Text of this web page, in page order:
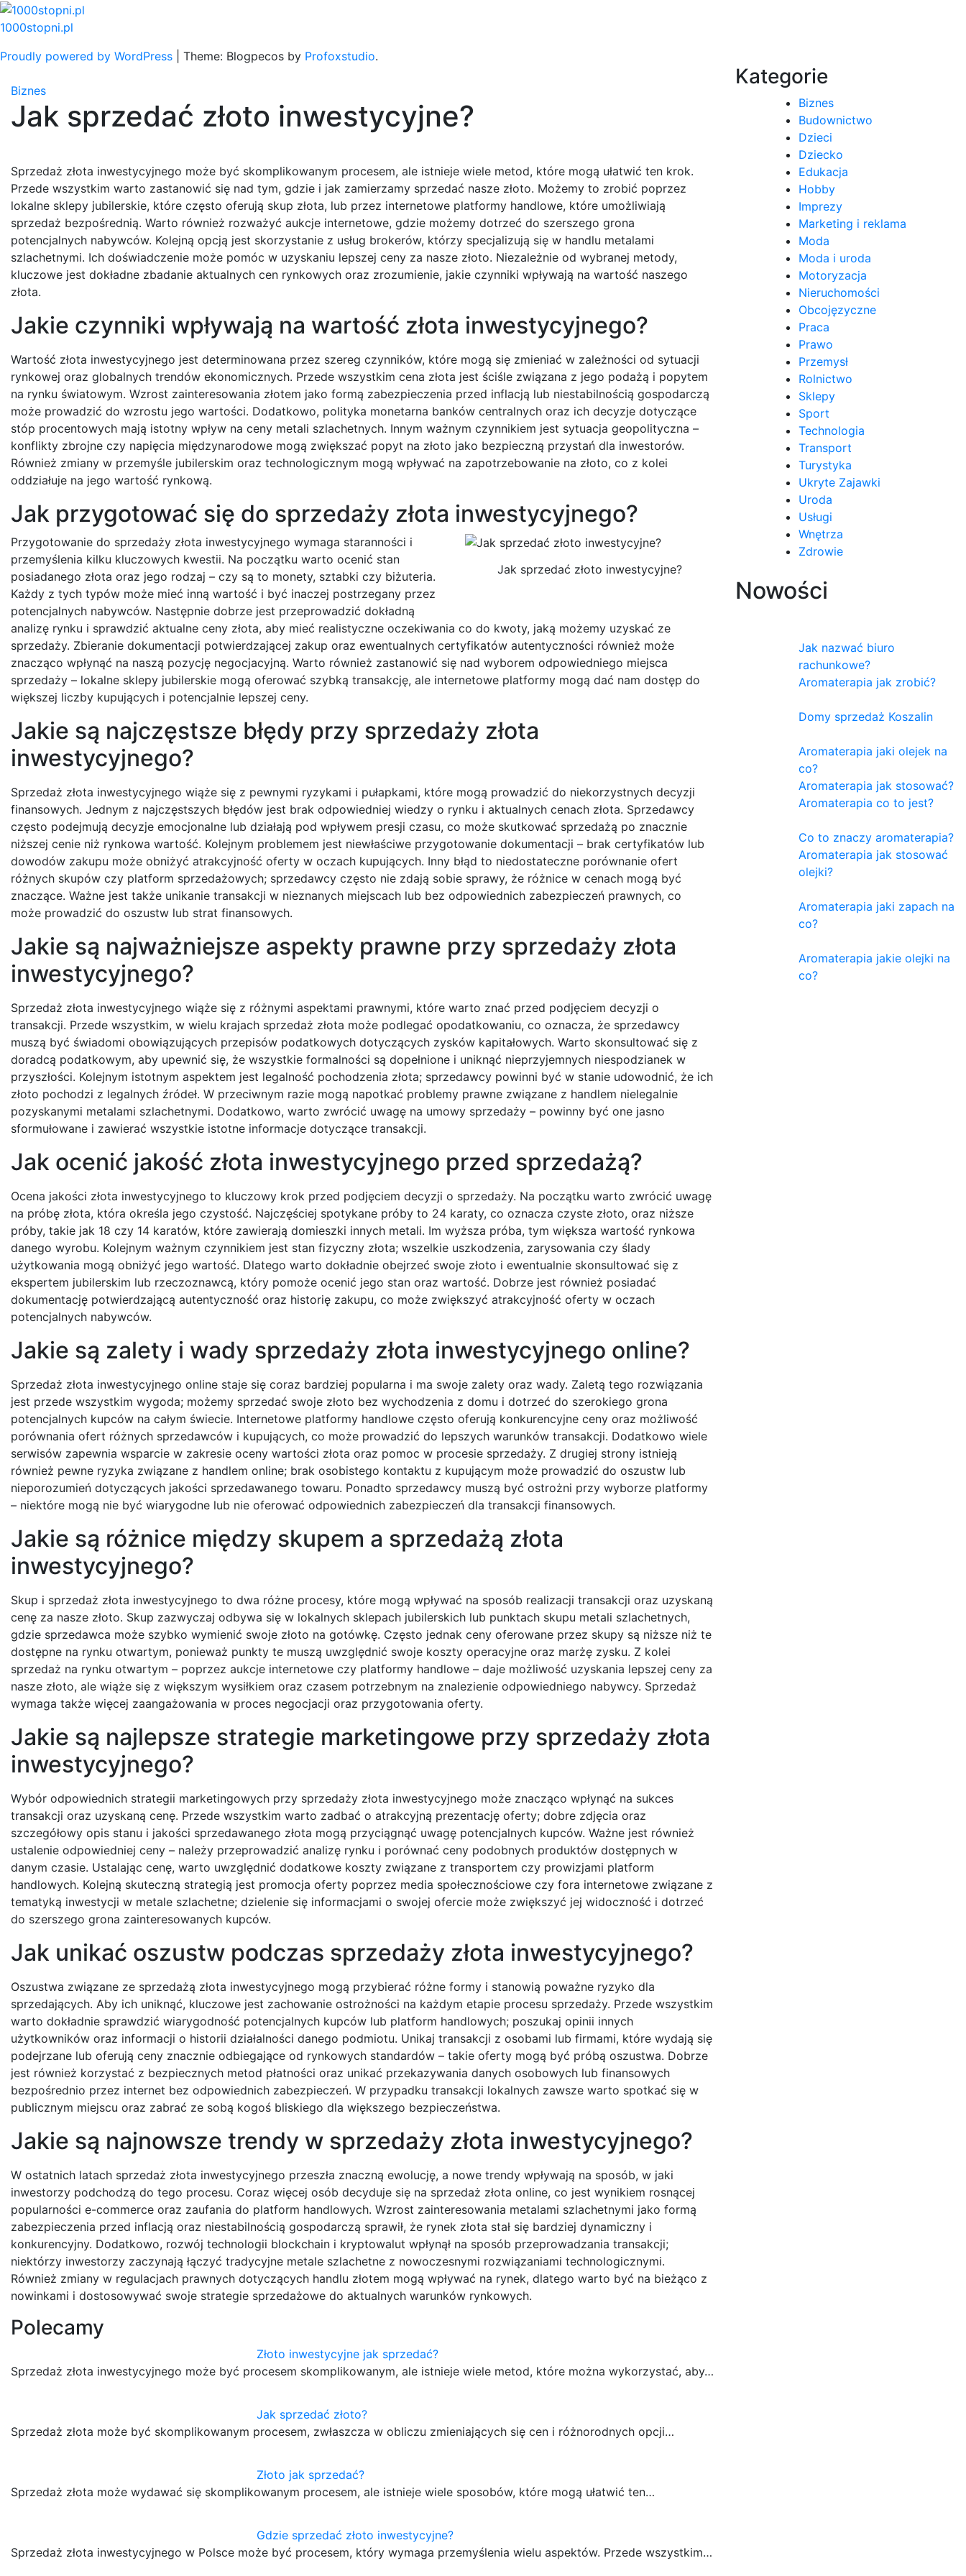
Skip
to
1000stopni.pl
Proudly powered by WordPress
Theme: Blogpecos by Profoxstudio.
Biznes
Jak sprzedać złoto inwestycyjne?
Sprzedaż złota inwestycyjnego może być skomplikowanym procesem, ale istnieje wiele metod, które mogą ułatwić ten krok.
Przede wszystkim warto zastanowić się nad tym, gdzie i jak zamierzamy sprzedać nasze złoto. Możemy to zrobić poprzez
lokalne sklepy jubilerskie, które często oferują skup złota, lub przez internetowe platformy handlowe, które umożliwiają
sprzedaż bezpośrednią. Warto również rozważyć aukcje internetowe, gdzie możemy dotrzeć do szerszego grona
potencjalnych nabywców. Kolejną opcją jest skorzystanie z usług brokerów, którzy specjalizują się w handlu metalami
szlachetnymi. Ich doświadczenie może pomóc w uzyskaniu lepszej ceny za nasze złoto. Niezależnie od wybranej metody,
kluczowe jest dokładne zbadanie aktualnych cen rynkowych oraz zrozumienie, jakie czynniki wpływają na wartość naszego
złota.
Jakie czynniki wpływają na wartość złota inwestycyjnego?
Wartość złota inwestycyjnego jest determinowana przez szereg czynników, które mogą się zmieniać w zależności od sytuacji
rynkowej oraz globalnych trendów ekonomicznych. Przede wszystkim cena złota jest ściśle związana z jego podażą i popytem
na rynku światowym. Wzrost zainteresowania złotem jako formą zabezpieczenia przed inflacją lub niestabilnością gospodarczą
może prowadzić do wzrostu jego wartości. Dodatkowo, polityka monetarna banków centralnych oraz ich decyzje dotyczące
stóp procentowych mają istotny wpływ na ceny metali szlachetnych. Innym ważnym czynnikiem jest sytuacja geopolityczna –
konflikty zbrojne czy napięcia międzynarodowe mogą zwiększać popyt na złoto jako bezpieczną przystań dla inwestorów.
Również zmiany w przemyśle jubilerskim oraz technologicznym mogą wpływać na zapotrzebowanie na złoto, co z kolei
oddziałuje na jego wartość rynkową.
Jak przygotować się do sprzedaży złota inwestycyjnego?
Jak sprzedać złoto inwestycyjne?
Przygotowanie do sprzedaży złota inwestycyjnego wymaga staranności i
przemyślenia kilku kluczowych kwestii. Na początku warto ocenić stan
posiadanego złota oraz jego rodzaj – czy są to monety, sztabki czy biżuteria.
Każdy z tych typów może mieć inną wartość i być inaczej postrzegany przez
potencjalnych nabywców. Następnie dobrze jest przeprowadzić dokładną
analizę rynku i sprawdzić aktualne ceny złota, aby mieć realistyczne oczekiwania co do kwoty, jaką możemy uzyskać ze
sprzedaży. Zbieranie dokumentacji potwierdzającej zakup oraz ewentualnych certyfikatów autentyczności również może
znacząco wpłynąć na naszą pozycję negocjacyjną. Warto również zastanowić się nad wyborem odpowiedniego miejsca
sprzedaży – lokalne sklepy jubilerskie mogą oferować szybką transakcję, ale internetowe platformy mogą dać nam dostęp do
większej liczby kupujących i potencjalnie lepszej ceny.
Jakie są najczęstsze błędy przy sprzedaży złota
inwestycyjnego?
Sprzedaż złota inwestycyjnego wiąże się z pewnymi ryzykami i pułapkami, które mogą prowadzić do niekorzystnych decyzji
finansowych. Jednym z najczęstszych błędów jest brak odpowiedniej wiedzy o rynku i aktualnych cenach złota. Sprzedawcy
często podejmują decyzje emocjonalne lub działają pod wpływem presji czasu, co może skutkować sprzedażą po znacznie
niższej cenie niż rynkowa wartość. Kolejnym problemem jest niewłaściwe przygotowanie dokumentacji – brak certyfikatów lub
dowodów zakupu może obniżyć atrakcyjność oferty w oczach kupujących. Inny błąd to niedostateczne porównanie ofert
różnych skupów czy platform sprzedażowych; sprzedawcy często nie zdają sobie sprawy, że różnice w cenach mogą być
znaczące. Ważne jest także unikanie transakcji w nieznanych miejscach lub bez odpowiednich zabezpieczeń prawnych, co
może prowadzić do oszustw lub strat finansowych.
Jakie są najważniejsze aspekty prawne przy sprzedaży złota
inwestycyjnego?
Sprzedaż złota inwestycyjnego wiąże się z różnymi aspektami prawnymi, które warto znać przed podjęciem decyzji o
transakcji. Przede wszystkim, w wielu krajach sprzedaż złota może podlegać opodatkowaniu, co oznacza, że sprzedawcy
muszą być świadomi obowiązujących przepisów podatkowych dotyczących zysków kapitałowych. Warto skonsultować się z
doradcą podatkowym, aby upewnić się, że wszystkie formalności są dopełnione i uniknąć nieprzyjemnych niespodzianek w
przyszłości. Kolejnym istotnym aspektem jest legalność pochodzenia złota; sprzedawcy powinni być w stanie udowodnić, że ich
złoto pochodzi z legalnych źródeł. W przeciwnym razie mogą napotkać problemy prawne związane z handlem nielegalnie
pozyskanymi metalami szlachetnymi. Dodatkowo, warto zwrócić uwagę na umowy sprzedaży – powinny być one jasno
sformułowane i zawierać wszystkie istotne informacje dotyczące transakcji.
Jak ocenić jakość złota inwestycyjnego przed sprzedażą?
Ocena jakości złota inwestycyjnego to kluczowy krok przed podjęciem decyzji o sprzedaży. Na początku warto zwrócić uwagę
na próbę złota, która określa jego czystość. Najczęściej spotykane próby to 24 karaty, co oznacza czyste złoto, oraz niższe
próby, takie jak 18 czy 14 karatów, które zawierają domieszki innych metali. Im wyższa próba, tym większa wartość rynkowa
danego wyrobu. Kolejnym ważnym czynnikiem jest stan fizyczny złota; wszelkie uszkodzenia, zarysowania czy ślady
użytkowania mogą obniżyć jego wartość. Dlatego warto dokładnie obejrzeć swoje złoto i ewentualnie skonsultować się z
ekspertem jubilerskim lub rzeczoznawcą, który pomoże ocenić jego stan oraz wartość. Dobrze jest również posiadać
dokumentację potwierdzającą autentyczność oraz historię zakupu, co może zwiększyć atrakcyjność oferty w oczach
potencjalnych nabywców.
Jakie są zalety i wady sprzedaży złota inwestycyjnego online?
Sprzedaż złota inwestycyjnego online staje się coraz bardziej popularna i ma swoje zalety oraz wady. Zaletą tego rozwiązania
jest przede wszystkim wygoda; możemy sprzedać swoje złoto bez wychodzenia z domu i dotrzeć do szerokiego grona
potencjalnych kupców na całym świecie. Internetowe platformy handlowe często oferują konkurencyjne ceny oraz możliwość
porównania ofert różnych sprzedawców i kupujących, co może prowadzić do lepszych warunków transakcji. Dodatkowo wiele
serwisów zapewnia wsparcie w zakresie oceny wartości złota oraz pomoc w procesie sprzedaży. Z drugiej strony istnieją
również pewne ryzyka związane z handlem online; brak osobistego kontaktu z kupującym może prowadzić do oszustw lub
nieporozumień dotyczących jakości sprzedawanego towaru. Ponadto sprzedawcy muszą być ostrożni przy wyborze platformy
– niektóre mogą nie być wiarygodne lub nie oferować odpowiednich zabezpieczeń dla transakcji finansowych.
Jakie są różnice między skupem a sprzedażą złota
inwestycyjnego?
Skup i sprzedaż złota inwestycyjnego to dwa różne procesy, które mogą wpływać na sposób realizacji transakcji oraz uzyskaną
cenę za nasze złoto. Skup zazwyczaj odbywa się w lokalnych sklepach jubilerskich lub punktach skupu metali szlachetnych,
gdzie sprzedawca może szybko wymienić swoje złoto na gotówkę. Często jednak ceny oferowane przez skupy są niższe niż te
dostępne na rynku otwartym, ponieważ punkty te muszą uwzględnić swoje koszty operacyjne oraz marżę zysku. Z kolei
sprzedaż na rynku otwartym – poprzez aukcje internetowe czy platformy handlowe – daje możliwość uzyskania lepszej ceny za
nasze złoto, ale wiąże się z większym wysiłkiem oraz czasem potrzebnym na znalezienie odpowiedniego nabywcy. Sprzedaż
wymaga także więcej zaangażowania w proces negocjacji oraz przygotowania oferty.
Jakie są najlepsze strategie marketingowe przy sprzedaży złota
inwestycyjnego?
Wybór odpowiednich strategii marketingowych przy sprzedaży złota inwestycyjnego może znacząco wpłynąć na sukces
transakcji oraz uzyskaną cenę. Przede wszystkim warto zadbać o atrakcyjną prezentację oferty; dobre zdjęcia oraz
szczegółowy opis stanu i jakości sprzedawanego złota mogą przyciągnąć uwagę potencjalnych kupców. Ważne jest również
ustalenie odpowiedniej ceny – należy przeprowadzić analizę rynku i porównać ceny podobnych produktów dostępnych w
danym czasie. Ustalając cenę, warto uwzględnić dodatkowe koszty związane z transportem czy prowizjami platform
handlowych. Kolejną skuteczną strategią jest promocja oferty poprzez media społecznościowe czy fora internetowe związane z
tematyką inwestycji w metale szlachetne; dzielenie się informacjami o swojej ofercie może zwiększyć jej widoczność i dotrzeć
do szerszego grona zainteresowanych kupców.
Jak unikać oszustw podczas sprzedaży złota inwestycyjnego?
Oszustwa związane ze sprzedażą złota inwestycyjnego mogą przybierać różne formy i stanowią poważne ryzyko dla
sprzedających. Aby ich uniknąć, kluczowe jest zachowanie ostrożności na każdym etapie procesu sprzedaży. Przede wszystkim
warto dokładnie sprawdzić wiarygodność potencjalnych kupców lub platform handlowych; poszukaj opinii innych
użytkowników oraz informacji o historii działalności danego podmiotu. Unikaj transakcji z osobami lub firmami, które wydają się
podejrzane lub oferują ceny znacznie odbiegające od rynkowych standardów – takie oferty mogą być próbą oszustwa. Dobrze
jest również korzystać z bezpiecznych metod płatności oraz unikać przekazywania danych osobowych lub finansowych
bezpośrednio przez internet bez odpowiednich zabezpieczeń. W przypadku transakcji lokalnych zawsze warto spotkać się w
publicznym miejscu oraz zabrać ze sobą kogoś bliskiego dla większego bezpieczeństwa.
Jakie są najnowsze trendy w sprzedaży złota inwestycyjnego?
W ostatnich latach sprzedaż złota inwestycyjnego przeszła znaczną ewolucję, a nowe trendy wpływają na sposób, w jaki
inwestorzy podchodzą do tego procesu. Coraz więcej osób decyduje się na sprzedaż złota online, co jest wynikiem rosnącej
popularności e-commerce oraz zaufania do platform handlowych. Wzrost zainteresowania metalami szlachetnymi jako formą
zabezpieczenia przed inflacją oraz niestabilnością gospodarczą sprawił, że rynek złota stał się bardziej dynamiczny i
konkurencyjny. Dodatkowo, rozwój technologii blockchain i kryptowalut wpłynął na sposób przeprowadzania transakcji;
niektórzy inwestorzy zaczynają łączyć tradycyjne metale szlachetne z nowoczesnymi rozwiązaniami technologicznymi.
Również zmiany w regulacjach prawnych dotyczących handlu złotem mogą wpływać na rynek, dlatego warto być na bieżąco z
nowinkami i dostosowywać swoje strategie sprzedażowe do aktualnych warunków rynkowych.
Polecamy
Złoto inwestycyjne jak sprzedać?
Sprzedaż złota inwestycyjnego może być procesem skomplikowanym, ale istnieje wiele metod, które można wykorzystać, aby…
Jak sprzedać złoto?
Sprzedaż złota może być skomplikowanym procesem, zwłaszcza w obliczu zmieniających się cen i różnorodnych opcji…
Złoto jak sprzedać?
Sprzedaż złota może wydawać się skomplikowanym procesem, ale istnieje wiele sposobów, które mogą ułatwić ten…
Gdzie sprzedać złoto inwestycyjne?
Sprzedaż złota inwestycyjnego w Polsce może być procesem, który wymaga przemyślenia wielu aspektów. Przede wszystkim…
Kategorie
Biznes
Budownictwo
Dzieci
Dziecko
Edukacja
Hobby
Imprezy
Marketing i reklama
Moda
Moda i uroda
Motoryzacja
Nieruchomości
Obcojęzyczne
Praca
Prawo
Przemysł
Rolnictwo
Sklepy
Sport
Technologia
Transport
Turystyka
Ukryte Zajawki
Uroda
Usługi
Wnętrza
Zdrowie
Nowości
Jak nazwać biuro
rachunkowe?
Aromaterapia jak zrobić?
Domy sprzedaż Koszalin
Aromaterapia jaki olejek na
co?
Aromaterapia jak stosować?
Aromaterapia co to jest?
Co to znaczy aromaterapia?
Aromaterapia jak stosować
olejki?
Aromaterapia jaki zapach na
co?
Aromaterapia jakie olejki na
co?